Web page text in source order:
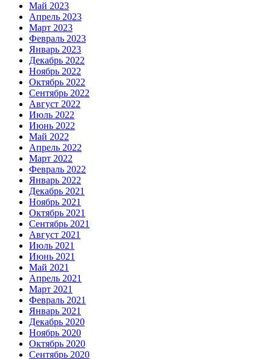
Май 2023
Апрель 2023
Март 2023
Февраль 2023
Январь 2023
Декабрь 2022
Ноябрь 2022
Октябрь 2022
Сентябрь 2022
Август 2022
Июль 2022
Июнь 2022
Май 2022
Апрель 2022
Март 2022
Февраль 2022
Январь 2022
Декабрь 2021
Ноябрь 2021
Октябрь 2021
Сентябрь 2021
Август 2021
Июль 2021
Июнь 2021
Май 2021
Апрель 2021
Март 2021
Февраль 2021
Январь 2021
Декабрь 2020
Ноябрь 2020
Октябрь 2020
Сентябрь 2020